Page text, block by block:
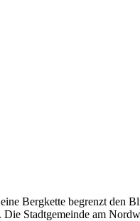
Bergkette begrenzt den
Stadtgemeinde am